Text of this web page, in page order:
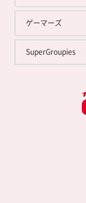
ゲーマーズ
SuperGroupies